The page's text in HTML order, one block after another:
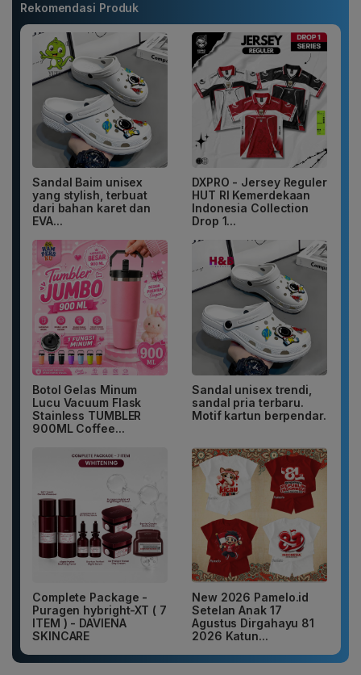
Rekomendasi Produk
Sandal Baim unisex
yang stylish, terbuat
dari bahan karet dan
EVA...
DXPRO - Jersey Reguler
HUT RI Kemerdekaan
Indonesia Collection
Drop 1...
Botol Gelas Minum
Lucu Vacuum Flask
Stainless TUMBLER
900ML Coffee...
Sandal unisex trendi,
sandal pria terbaru.
Motif kartun berpendar.
Complete Package -
Puragen hybright-XT ( 7
ITEM ) - DAVIENA
SKINCARE
New 2026 Pamelo.id
Setelan Anak 17
Agustus Dirgahayu 81
2026 Katun...